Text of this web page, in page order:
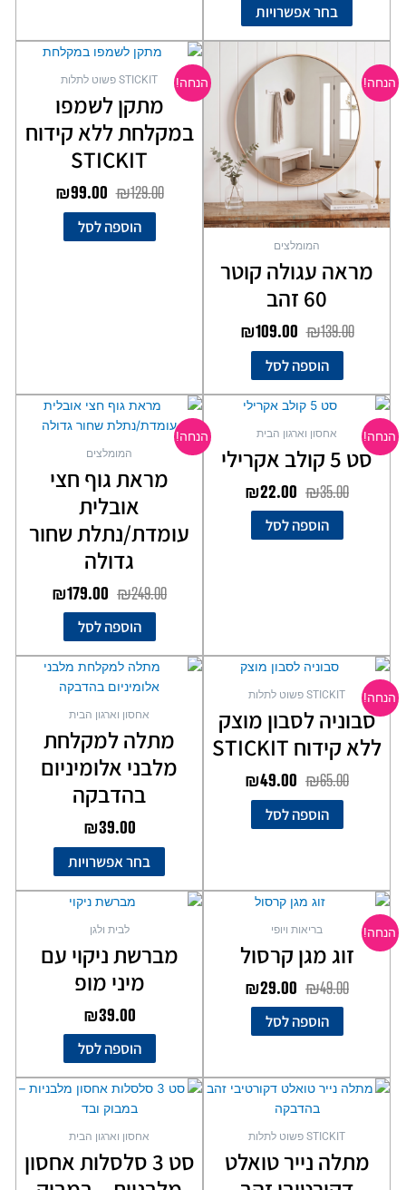
בחר אפשרויות
הנחה!
המומלצים
מראה עגולה קוטר
60 זהב
₪139.00
המחיר
המקורי
היה:
₪139.00.
₪109.00
המחיר
הנוכחי
הוא:
₪109.00.
הוספה לסל
הנחה! STICKIT פשוט לתלות
מתקן לשמפו
במקלחת ללא קידוח
STICKIT
₪129.00
המחיר
המקורי
היה:
₪129.00.
₪99.00
המחיר
הוספה לסל
הנחה! אחסון וארגון הבית
סט 5 קולב אקרילי
₪35.00
המחיר
המקורי
היה:
₪35.00.
₪22.00
המחיר
הנוכחי
הוא:
₪22.00.
הוספה לסל
הנחה!
המומלצים
מראת גוף חצי
אובלית
עומדת/נתלת שחור
גדולה
₪249.00
המחיר
המקורי
היה:
₪249.00.
₪179.00
המחיר
הנוכחי
הוספה לסל
הנחה! STICKIT פשוט לתלות
סבוניה לסבון מוצק
ללא קידוח STICKIT
₪65.00
המחיר
המקורי
₪65.00.
₪49.00
המחיר
₪49.00.
הוספה לסל
אחסון וארגון הבית
מתלה למקלחת
מלבני אלומיניום
בהדבקה
₪39.00
בחר אפשרויות
למוצר
סוגים.
ניתן
בעמוד
הנחה! בריאות ויופי
זוג מגן קרסול
₪49.00
המחיר
המקורי
₪49.00.
₪29.00
המחיר
הוא:
₪29.00.
הוספה לסל
לבית ולגן
מברשת ניקוי עם
מיני מופ
₪39.00
הוספה לסל
STICKIT פשוט לתלות
מתלה נייר טואלט
אחסון וארגון הבית
סט 3 סלסלות אחסון